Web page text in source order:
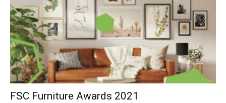
FSC Furniture Awards 2021